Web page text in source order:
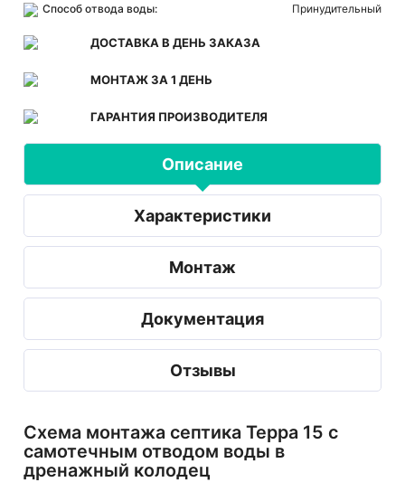
Способ отвода воды:
Принудительный
ДОСТАВКА В ДЕНЬ ЗАКАЗА
МОНТАЖ ЗА 1 ДЕНЬ
ГАРАНТИЯ ПРОИЗВОДИТЕЛЯ
Описание
Характеристики
Монтаж
Документация
Отзывы
Схема монтажа септика Терра 15 с
самотечным отводом воды в
дренажный колодец